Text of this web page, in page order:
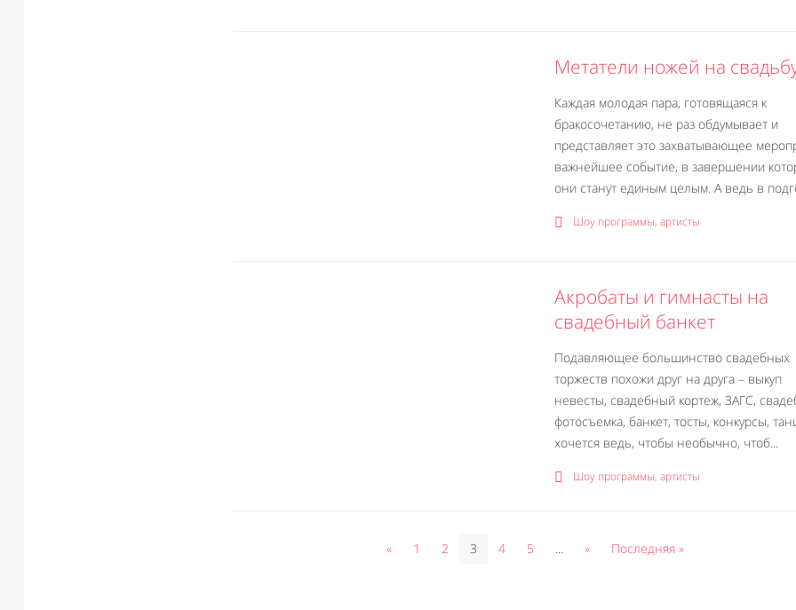
Метатели ножей на
Каждая молодая пара, готовящаяся к
бракосочетанию, не раз обдумывает и
представляет это захватывающее
важнейшее событие, в завершении
они станут единым целым. А ведь в
Шоу программы, артисты
Акробаты и гимнасты на
свадебный банкет
Подавляющее большинство свадебных
торжеств похожи друг на друга – выкуп
невесты, свадебный кортеж, ЗАГС,
фотосъемка, банкет, тосты, конкурсы,
хочется ведь, чтобы необычно, чтоб...
Шоу программы, артисты
« 1 2 3 4 5 ... » Последняя »